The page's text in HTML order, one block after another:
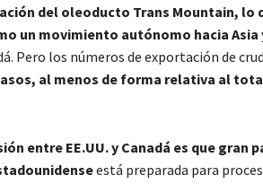
del oleoducto Trans Mountain, lo
un movimiento autónomo hacia Asia
Pero los números de exportación de
al menos de forma relativa al
entre EE.UU. y Canadá es que gran
está preparada para